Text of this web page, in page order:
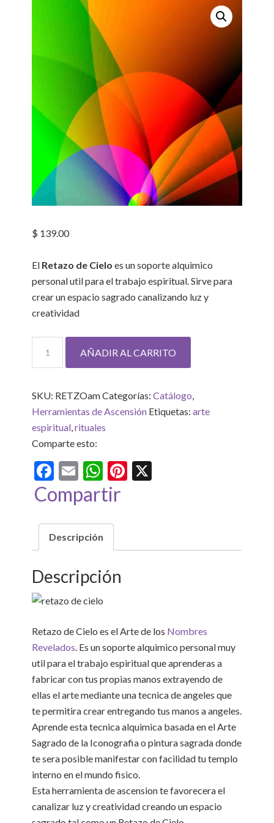
$ 139.00
El Retazo de Cielo es un soporte alquimico
personal util para el trabajo espiritual. Sirve para
crear un espacio sagrado canalizando luz y
creatividad
cantidad
AÑADIR AL CARRITO
SKU: RETZOamCategorías:Catálogo,
Herramientas de Ascensión Etiquetas:arte
espiritual,rituales
Comparte esto:
Facebook
EmailWhatsApp
Pinterest
Compartir
Descripción
Descripción
Retazo de Cielo es el Arte de los Nombres
Revelados. Es un soporte alquimico personal muy
util para el trabajo espiritual que aprenderas a
fabricar con tus propias manos extrayendo de
ellas el arte mediante una tecnica de angeles que
te permitira crear entregando tus manos a angeles.
Aprende esta tecnica alquimica basada en el Arte
Sagrado de la Iconografia o pintura sagrada donde
te sera posible manifestar con facilidad tu templo
interno en el mundo fisico.
Esta herramienta de ascension te favorecera el
canalizar luz y creatividad creando un espacio